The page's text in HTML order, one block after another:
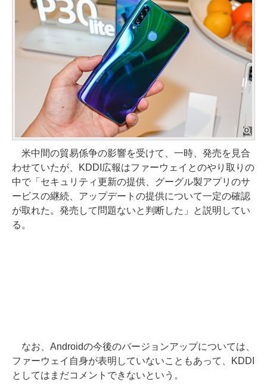
米中間の貿易係争の影響を受けて、一時、発売を見合
わせていたが、KDDI広報はファーウェイとのやり取りの
中で「セキュリティ更新の提供、グーグル製アプリのサ
ービスの継続、アップデートの提供について一定の確認
が取れた。発売して問題ないと判断した」と説明してい
る。
なお、Androidの今後のバージョンアップについては、
ファーウェイ自身が表明していないこともあって、KDDI
としてはまだコメントできないという。